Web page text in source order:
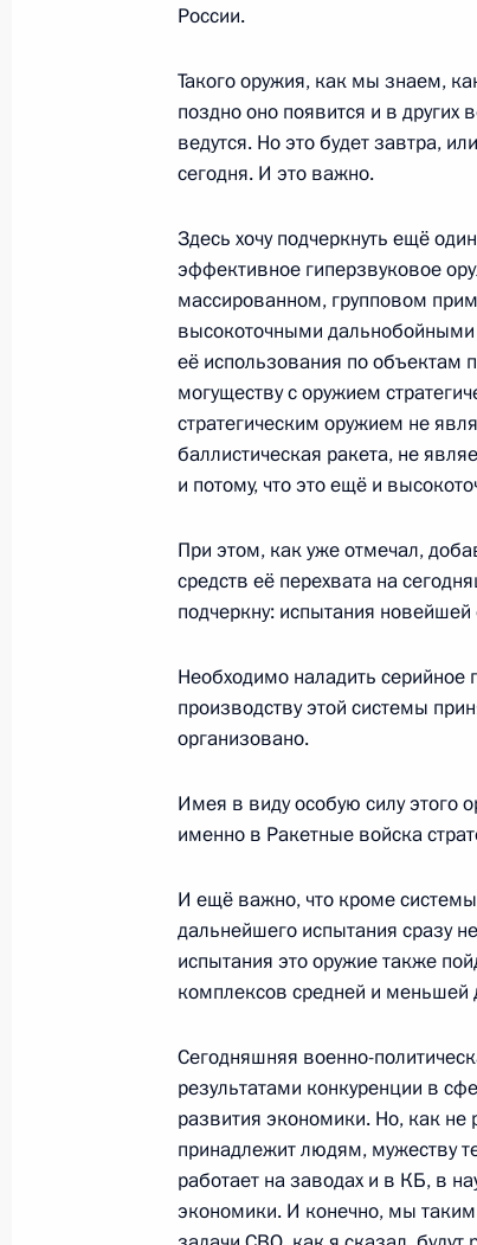
22 ноября 2024 года, 19:50
Встреча с лидером партии
Сергеем Мироновым
21 ноября 2024 года, четверг
Встреча с руководителем
Даниилом Егоровым
21 ноября 2024 года, 11:50 Москва,
Встреча с Первым
Денисом Мантуровым
Встреча с лидером партии
18 ноября 2024 года,
Балицким
18 ноября 2024 года, 13:30 Москва,
15 ноября 2024 года, пятница
России.
Такого оружия, как мы знаем,
поздно оно появится и в
ведутся. Но это будет завтра,
сегодня. И это важно.
Здесь хочу подчеркнуть ещё
эффективное гиперзвуковое
массированном, групповом
высокоточными дальнобойными
её использования по объектам
могуществу с оружием
стратегическим оружием не
баллистическая ракета, не
и потому, что это ещё и
При этом, как уже отмечал,
средств её перехвата на
подчеркну: испытания
Необходимо наладить серийное
производству этой системы
организовано.
Имея в виду особую силу этого
именно в Ракетные войска
И ещё важно, что кроме системы
дальнейшего испытания сразу
испытания это оружие также
комплексов средней и меньшей
Сегодняшняя военно-
результатами конкуренции в
развития экономики. Но, как
принадлежит людям, мужеству
работает на заводах и в КБ, в
экономики. И конечно, мы